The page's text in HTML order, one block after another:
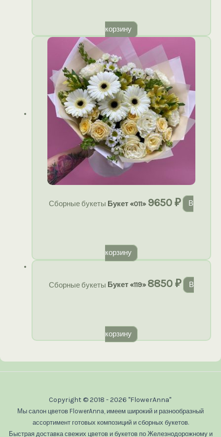
корзину
Сборные букеты Букет «011» 9650₽ В
корзину
Сборные букеты Букет «119» 8850₽ В
корзину
Copyright © 2018 - 2026 "FlowerAnna"
Мы салон цветов FlowerAnna, имеем широкий и разнообразный
ассортимент готовых композиций и сборных букетов.
Быстрая доставка свежих цветов и букетов по Железнодорожному и